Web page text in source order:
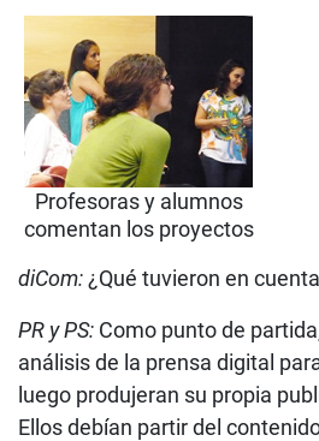
Profesoras y alumnos
comentan los proyectos
diCom:¿Qué tuvieron en
PR y PS: Como punto de
análisis de la prensa digital
luego produjeran su propia
Ellos debían partir del